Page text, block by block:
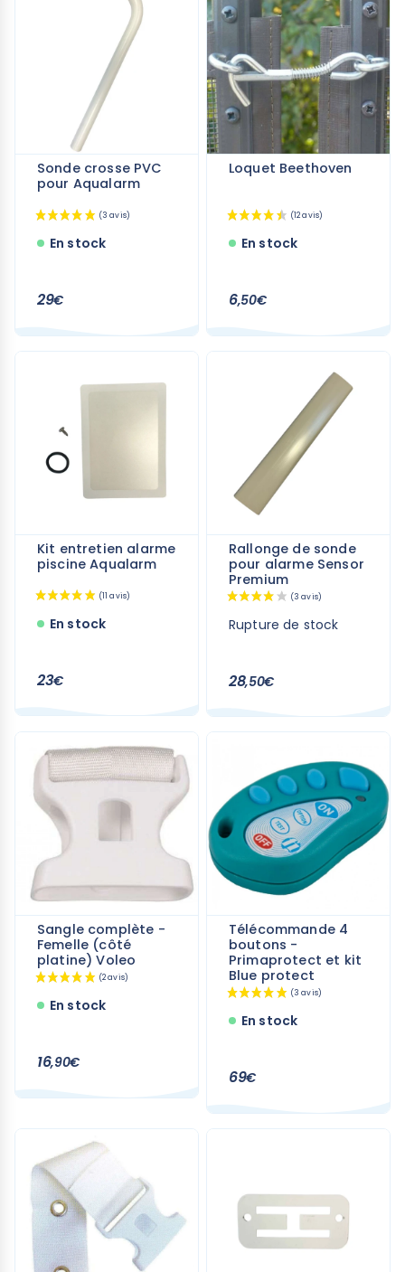
Sonde crosse PVC
pour Aqualarm
(3 avis)
En stock
29€
Loquet Beethoven
En stock
6,50€
Kit entretien alarme
piscine Aqualarm
En stock
23€
Rallonge de sonde
pour alarme Sensor
Premium
Rupture de stock
28,50€
Sangle complète -
Femelle (côté
platine) Voleo
En stock
16,90€
Télécommande 4
boutons -
Primaprotect et kit
Blue protect
En stock
69€